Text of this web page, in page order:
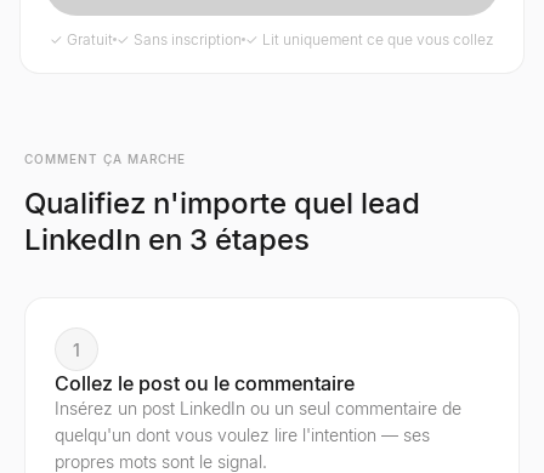
✓ Gratuit ✓ Sans inscription ✓ Lit uniquement ce que vous collez
COMMENT ÇA MARCHE
Qualifiez n'importe quel lead
LinkedIn en 3 étapes
1
Collez le post ou le commentaire
Insérez un post LinkedIn ou un seul commentaire de
quelqu'un dont vous voulez lire l'intention — ses
propres mots sont le signal.